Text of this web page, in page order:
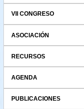
VII CONGRESO
ASOCIACIÓN
RECURSOS
AGENDA
PUBLICACIONES